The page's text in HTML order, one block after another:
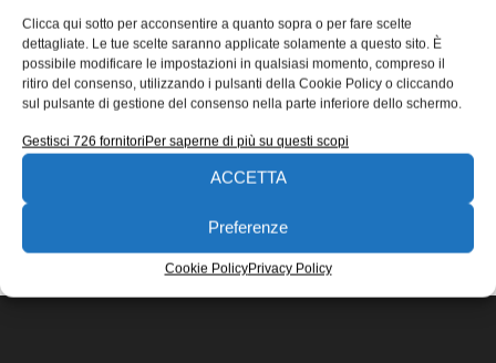
Clicca qui sotto per acconsentire a quanto sopra o per fare scelte
dettagliate. Le tue scelte saranno applicate solamente a questo sito. È
possibile modificare le impostazioni in qualsiasi momento, compreso il
ritiro del consenso, utilizzando i pulsanti della Cookie Policy o cliccando
sul pulsante di gestione del consenso nella parte inferiore dello schermo.
Gestisci 726 fornitoriPer saperne di più su questi scopi
ACCETTA
Preferenze
Cookie PolicyPrivacy Policy
EDICOLA WEB